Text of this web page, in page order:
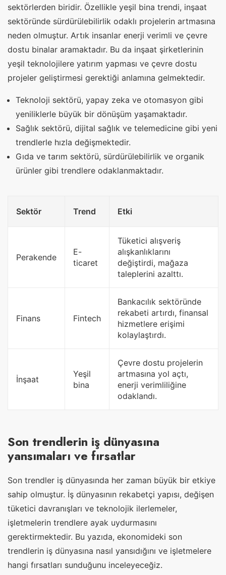
sektörlerden biridir. Özellikle yeşil bina trendi, inşaat
sektöründe sürdürülebilirlik odaklı projelerin artmasına
neden olmuştur. Artık insanlar enerji verimli ve çevre
dostu binalar aramaktadır. Bu da inşaat şirketlerinin
yeşil teknolojilere yatırım yapması ve çevre dostu
projeler geliştirmesi gerektiği anlamına gelmektedir.
Teknoloji sektörü, yapay zeka ve otomasyon gibi
yeniliklerle büyük bir dönüşüm yaşamaktadır.
Sağlık sektörü, dijital sağlık ve telemedicine gibi yeni
trendlerle hızla değişmektedir.
Gıda ve tarım sektörü, sürdürülebilirlik ve organik
ürünler gibi trendlere odaklanmaktadır.
Sektör Trend Etki
Perakende
E-
ticaret
Tüketici alışveriş
alışkanlıklarını
değiştirdi, mağaza
taleplerini azalttı.
Finans Fintech
Bankacılık sektöründe
rekabeti artırdı, finansal
hizmetlere erişimi
kolaylaştırdı.
İnşaat
Yeşil
bina
Çevre dostu projelerin
artmasına yol açtı,
enerji verimliliğine
odaklandı.
Son trendlerin iş dünyasına
yansımaları ve fırsatlar
Son trendler iş dünyasında her zaman büyük bir etkiye
sahip olmuştur. İş dünyasının rekabetçi yapısı, değişen
tüketici davranışları ve teknolojik ilerlemeler,
işletmelerin trendlere ayak uydurmasını
gerektirmektedir. Bu yazıda, ekonomideki son
trendlerin iş dünyasına nasıl yansıdığını ve işletmelere
hangi fırsatları sunduğunu inceleyeceğiz.